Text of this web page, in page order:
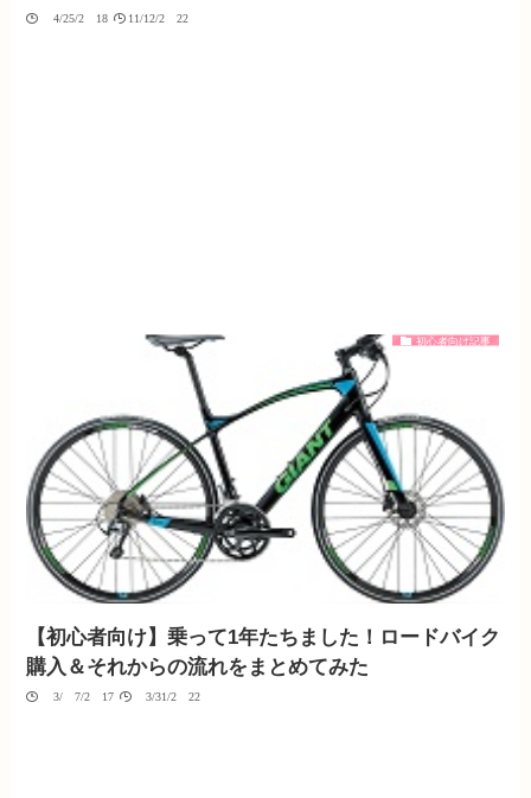
04/25/2018 11/12/2022
初心者向け記事
【初心者向け】乗って1年たちました！ロードバイク
購入＆それからの流れをまとめてみた
03/07/2017 03/31/2022